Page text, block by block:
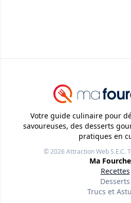
Votre guide culinaire pour
savoureuses, des desserts
pratiques en
© 2026Attraction Web S.E.C.
Ma
Recettes
Desserts
Trucs et